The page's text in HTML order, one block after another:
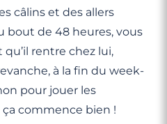
câlins et des allers
bout de 48 heures, vous
qu’il rentre chez lui,
à la fin du week-
pour jouer les
ça commence bien !